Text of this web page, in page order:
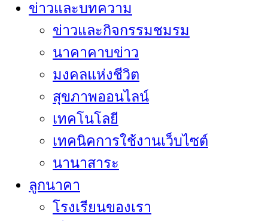
ข่าวและบทความ
ข่าวและกิจกรรมชมรม
นาคาคาบข่าว
มงคลแห่งชีวิต
สุขภาพออนไลน์
เทคโนโลยี
เทคนิคการใช้งานเว็บไซต์
นานาสาระ
ลูกนาคา
โรงเรียนของเรา